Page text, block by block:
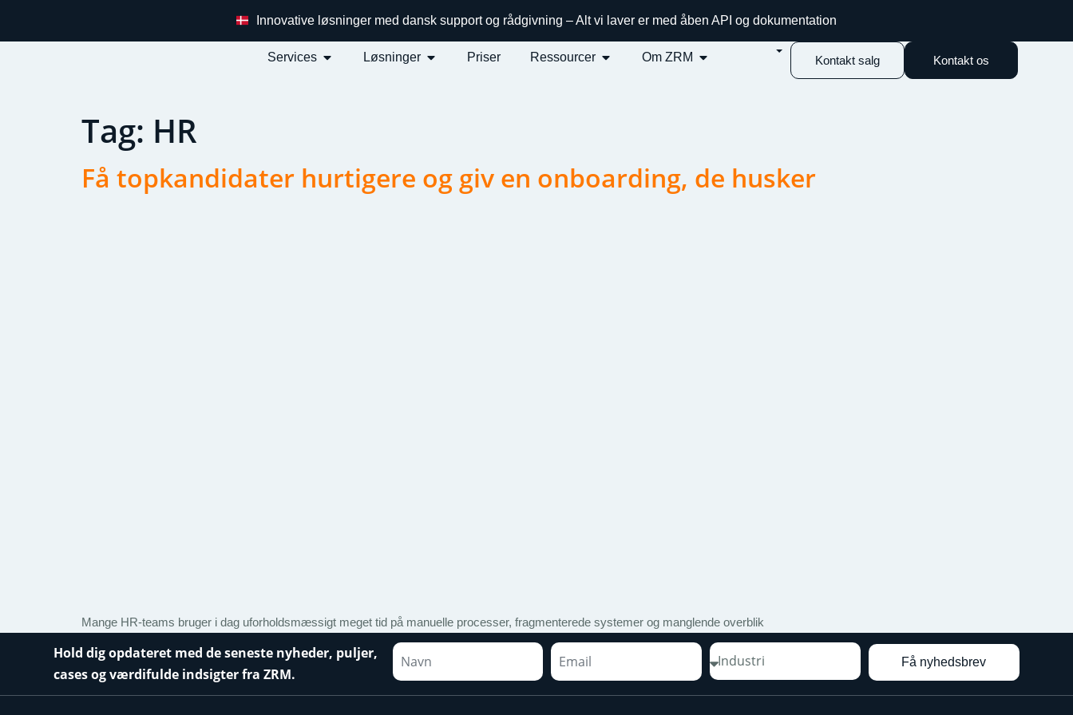
Innovative løsninger med dansk support og rådgivning – Alt vi laver er med åben API og dokumentation
Services Løsninger Priser Ressourcer Om ZRM Kontakt salg Kontakt os
Tag: HR
Få topkandidater hurtigere og giv en onboarding, de husker
Mange HR-teams bruger i dag uforholdsmæssigt meget tid på manuelle processer, fragmenterede systemer og manglende overblik
Hold dig opdateret med de seneste nyheder, puljer,
cases og værdifulde indsigter fra ZRM.
Få nyhedsbrev